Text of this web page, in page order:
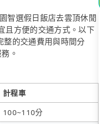
智選假日飯店去雲頂休閒
且方便的交通方式。以下
整的交通費用與時間分
。
計程車
100~110分